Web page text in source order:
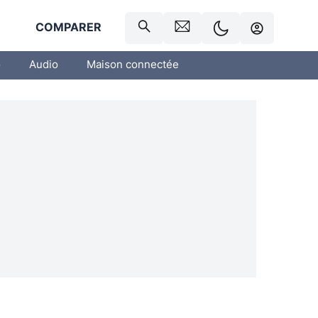
COMPARER
Audio Maison connectée